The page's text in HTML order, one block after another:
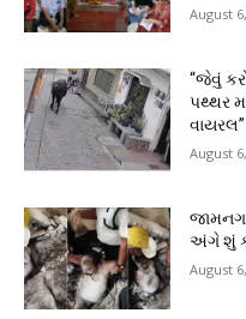
August
“જેવું
પથ્થર
વાયરલ”
August
અંગે શું
August